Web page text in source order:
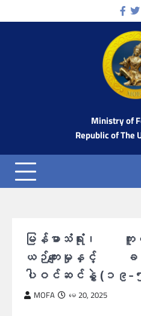
to
Ministry of
Republic of The
မြန်မာသံရုံး၊
ယဉ်ကျေးမှုနှင့် ခရီး
ပါဝင်ဆင်နွှဲ (၁၉
MOFA မေ 20, 2025